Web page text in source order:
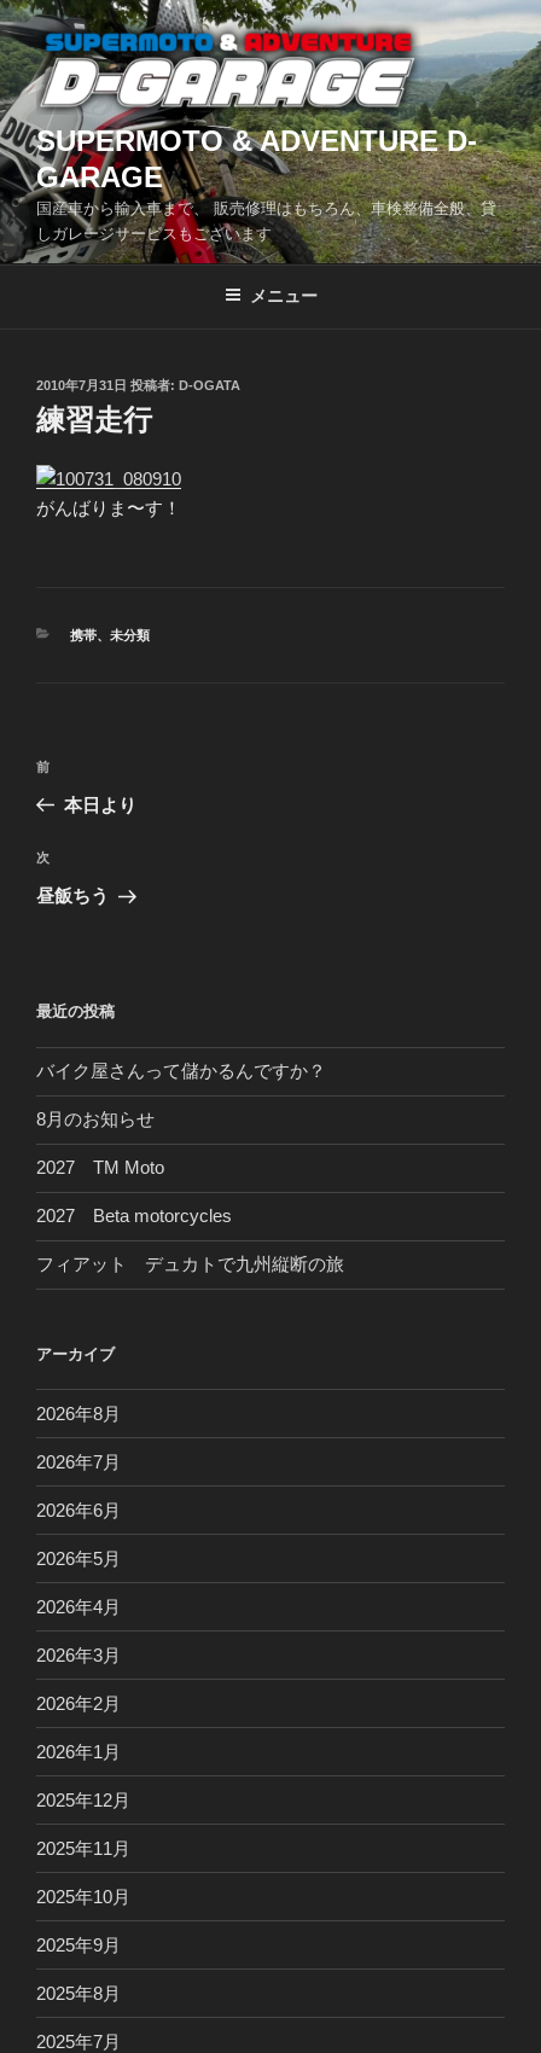
コ
ン
テ
ン
ツ
へ
ス
キ
ッ
SUPERMOTO & ADVENTURE D-
GARAGE
国産車から輸入車まで、 販売修理はもちろん、車検整備全般、貸
しガレージサービスもございます
メニュー
投
稿
日:
2010年7月31日 投稿者: D-OGATA
練習走行
がんばりま〜す！
カ
携帯、 未分類
投
ビ
ゲ
ン
前
の
稿
前
本日より
次
の
次
昼飯ちう
最近の投稿
バイク屋さんって儲かるんですか？
8月のお知らせ
2027 TM Moto
2027 Beta motorcycles
フィアット デュカトで九州縦断の旅
アーカイブ
2026年8月
2026年7月
2026年6月
2026年5月
2026年4月
2026年3月
2026年2月
2026年1月
2025年12月
2025年11月
2025年10月
2025年9月
2025年8月
2025年7月